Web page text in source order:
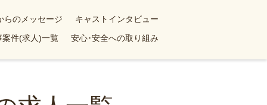
らのメッセージ
キャストインタビュー
案件(求人)一覧 安心･安全への取り組み